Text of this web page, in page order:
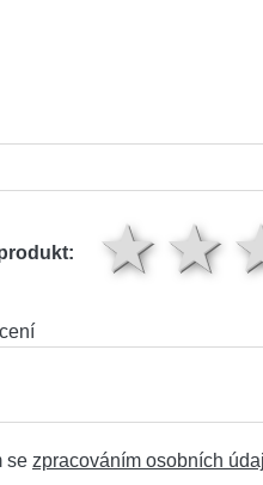
1
se zpracováním osobních